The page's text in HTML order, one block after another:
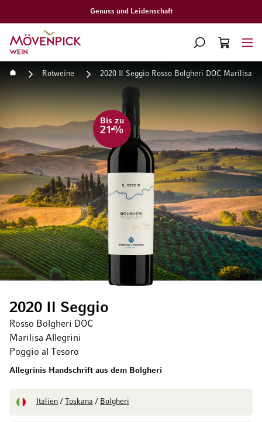
Zur Startseite
SUCHE
WARENKORB
Startseite Rotweine 2020 Il Seggio Rosso Bolgheri DOC Marilisa
Bis zu
21%
2020 Il Seggio
Rosso Bolgheri DOC
Marilisa Allegrini
Poggio al Tesoro
Allegrinis Handschrift aus dem Bolgheri
Italien / Toskana / Bolgheri
Zum Ende der Bildgalerie springen